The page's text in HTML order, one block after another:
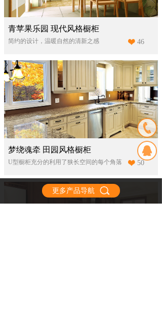
青苹果乐园 现代风格橱柜
46
简约的设计，温暖自然的清新之感
梦绕魂牵 田园风格橱柜
50
U型橱柜充分的利用了狭长空间的每个角落
更多产品导航